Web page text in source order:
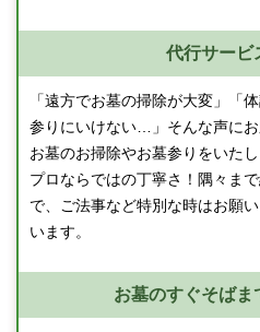
代行サービ
「遠方でお墓の掃除が大変」「
参りにいけない…」そんな声に
お墓のお掃除やお墓参りをいた
プロならではの丁寧さ！隅々ま
で、ご法事など特別な時はお願
います。
お墓のすぐそばま